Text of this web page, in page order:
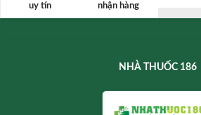
uy tín
nhận hàng
NHÀ THUỐC 186